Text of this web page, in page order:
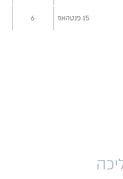
15 פנטהאוז 6